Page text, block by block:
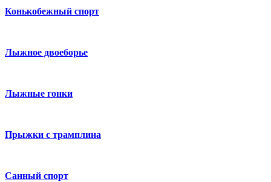
Конькобежный спорт
Лыжное двоеборье
Лыжные гонки
Прыжки с трамплина
Санный спорт